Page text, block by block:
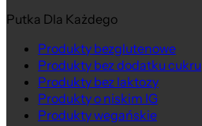
Putka Dla Każdego
Produkty bezglutenowe
Produkty bez dodatku cukru
Produkty bez laktozy
Produkty o niskim IG
Produkty wegańskie